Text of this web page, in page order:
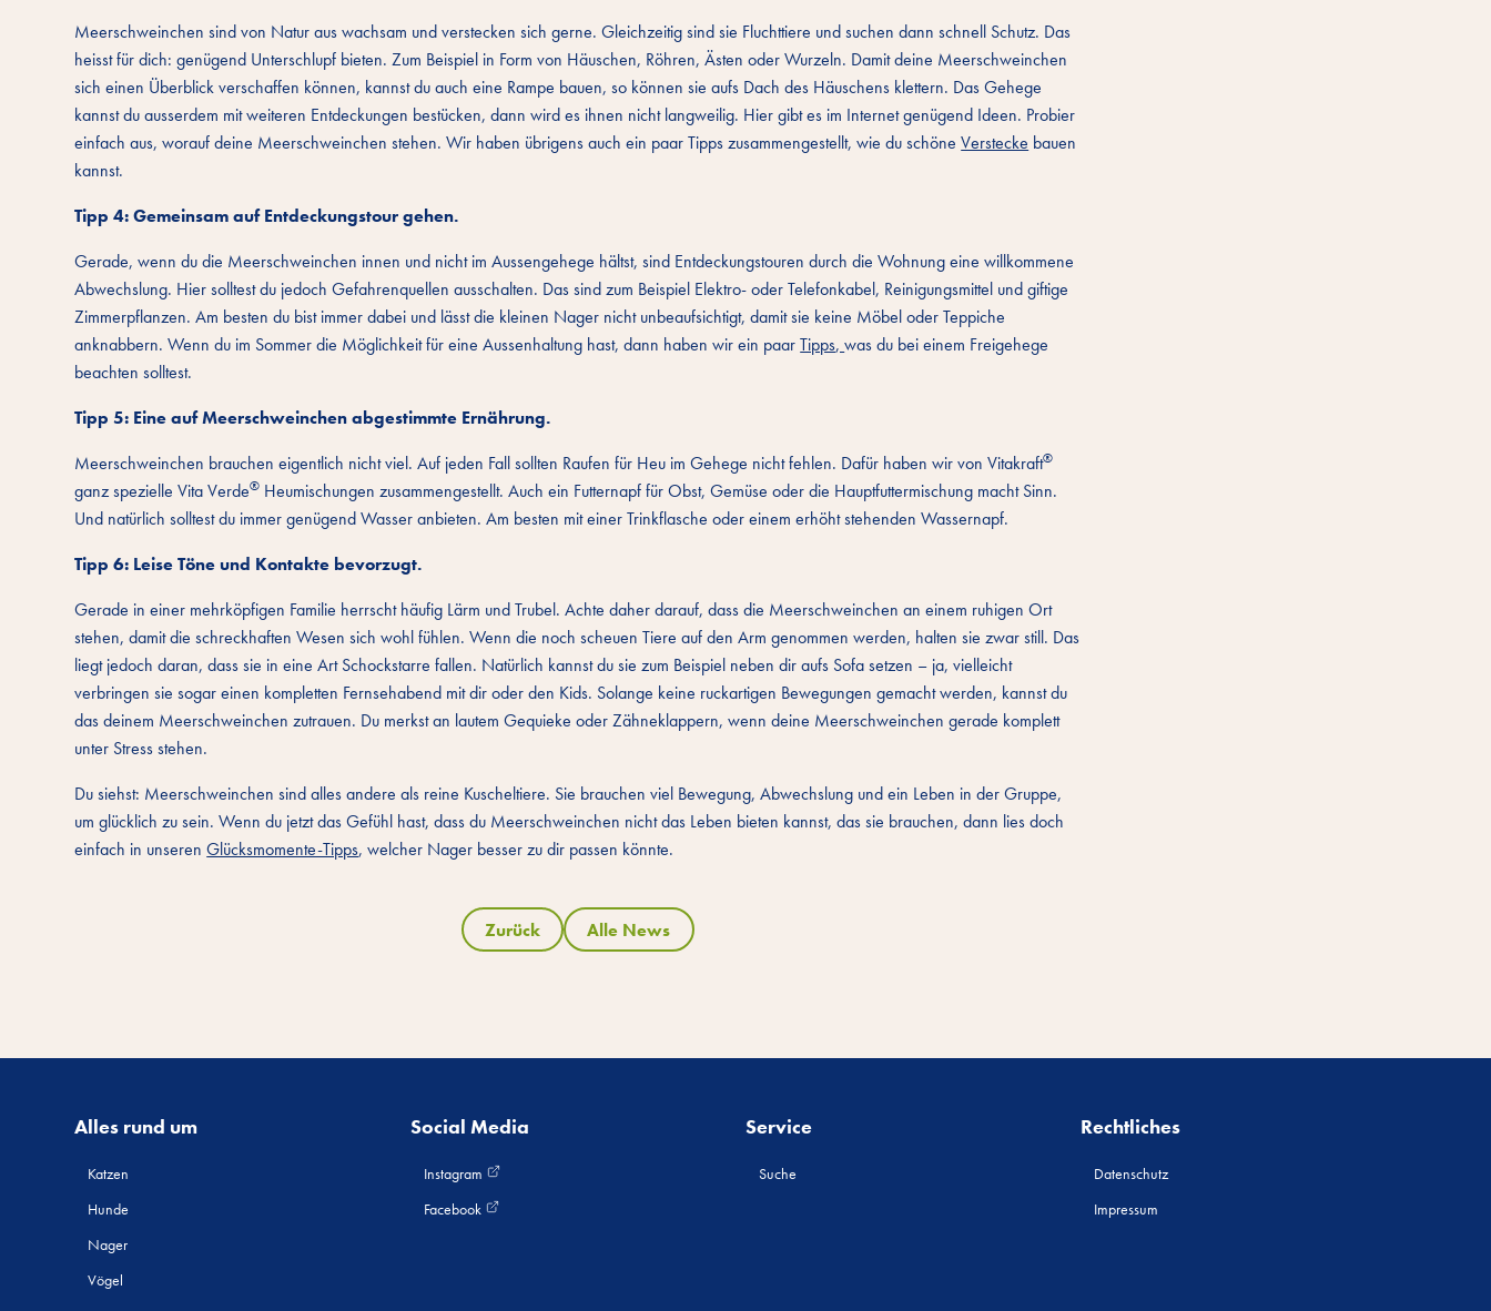
Meerschweinchen sind von Natur aus wachsam und verstecken sich gerne. Gleichzeitig sind sie Fluchttiere und suchen dann schnell Schutz. Das
heisst für dich: genügend Unterschlupf bieten. Zum Beispiel in Form von Häuschen, Röhren, Ästen oder Wurzeln. Damit deine Meerschweinchen
sich einen Überblick verschaffen können, kannst du auch eine Rampe bauen, so können sie aufs Dach des Häuschens klettern. Das Gehege
kannst du ausserdem mit weiteren Entdeckungen bestücken, dann wird es ihnen nicht langweilig. Hier gibt es im Internet genügend Ideen. Probier
einfach aus, worauf deine Meerschweinchen stehen. Wir haben übrigens auch ein paar Tipps zusammengestellt, wie du schöneVerstecke bauen
kannst.
Tipp 4: Gemeinsam auf Entdeckungstour gehen.
Gerade, wenn du die Meerschweinchen innen und nicht im Aussengehege hältst, sind Entdeckungstouren durch die Wohnung eine willkommene
Abwechslung. Hier solltest du jedoch Gefahrenquellen ausschalten. Das sind zum Beispiel Elektro- oder Telefonkabel, Reinigungsmittel und giftige
Zimmerpflanzen. Am besten du bist immer dabei und lässt die kleinen Nager nicht unbeaufsichtigt, damit sie keine Möbel oder Teppiche
anknabbern. Wenn du im Sommer die Möglichkeit für eine Aussenhaltung hast, dann haben wir ein paarTipps,was du bei einem Freigehege
beachten solltest.
Tipp 5: Eine auf Meerschweinchen abgestimmte Ernährung.
Meerschweinchen brauchen eigentlich nicht viel. Auf jeden Fall sollten Raufen für Heu im Gehege nicht fehlen. Dafür haben wir von Vitakraft®
ganz spezielle Vita Verde® Heumischungen zusammengestellt. Auch ein Futternapf für Obst, Gemüse oder die Hauptfuttermischung macht Sinn.
Und natürlich solltest du immer genügend Wasser anbieten. Am besten mit einer Trinkflasche oder einem erhöht stehenden Wassernapf.
Tipp 6: Leise Töne und Kontakte bevorzugt.
Gerade in einer mehrköpfigen Familie herrscht häufig Lärm und Trubel. Achte daher darauf, dass die Meerschweinchen an einem ruhigen Ort
stehen, damit die schreckhaften Wesen sich wohl fühlen. Wenn die noch scheuen Tiere auf den Arm genommen werden, halten sie zwar still. Das
liegt jedoch daran, dass sie in eine Art Schockstarre fallen. Natürlich kannst du sie zum Beispiel neben dir aufs Sofa setzen – ja, vielleicht
verbringen sie sogar einen kompletten Fernsehabend mit dir oder den Kids. Solange keine ruckartigen Bewegungen gemacht werden, kannst du
das deinem Meerschweinchen zutrauen. Du merkst an lautem Gequieke oder Zähneklappern, wenn deine Meerschweinchen gerade komplett
unter Stress stehen.
Du siehst: Meerschweinchen sind alles andere als reine Kuscheltiere. Sie brauchen viel Bewegung, Abwechslung und ein Leben in der Gruppe,
um glücklich zu sein. Wenn du jetzt das Gefühl hast, dass du Meerschweinchen nicht das Leben bieten kannst, das sie brauchen, dann lies doch
einfach in unserenGlücksmomente-Tipps, welcher Nager besser zu dir passen könnte.
Zurück Alle News
Alles rund um
Katzen
Hunde
Nager
Vögel
Social Media
Instagram
Facebook
Service
Suche
Rechtliches
Datenschutz
Impressum